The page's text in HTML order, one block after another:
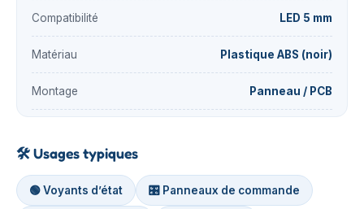
Compatibilité LED 5 mm
Matériau Plastique ABS (noir)
Montage Panneau / PCB
🛠️Usages typiques
🟢 Voyants d’état 🎛️ Panneaux de commande